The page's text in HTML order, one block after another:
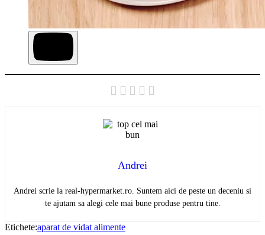
Andrei
Andrei scrie la real-hypermarket.ro. Suntem aici de peste un deceniu si
te ajutam sa alegi cele mai bune produse pentru tine.
Etichete:aparat de vidat alimente